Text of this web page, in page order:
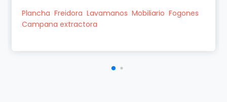
Plancha Freidora Lavamanos Mobiliario Fogones
Campana extractora